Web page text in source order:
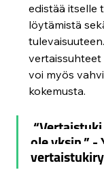
edistää itselle
löytämistä
vertaissuhteet
voi myös
kokemusta.
ole yksin.” -